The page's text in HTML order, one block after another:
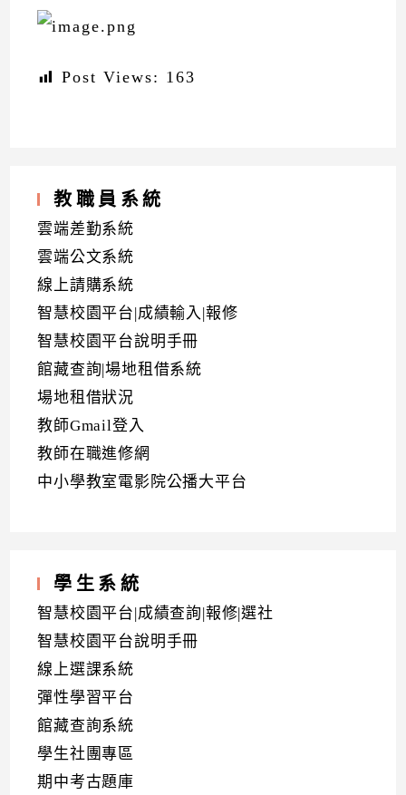
Post Views: 163
教職員系統
雲端差勤系統
雲端公文系統
線上請購系統
智慧校園平台|成績輸入|報修
智慧校園平台說明手冊
館藏查詢|場地租借系統
場地租借狀況
教師Gmail登入
教師在職進修網
中小學教室電影院公播大平台
學生系統
智慧校園平台|成績查詢|報修|選社
智慧校園平台說明手冊
線上選課系統
彈性學習平台
館藏查詢系統
學生社團專區
期中考古題庫